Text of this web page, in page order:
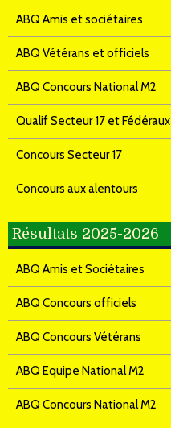
ABQ Amis et sociétaires
ABQ Vétérans et officiels
ABQ Concours National M2
Qualif Secteur 17 et Fédéraux
Concours Secteur 17
Concours aux alentours
Résultats 2025-2026
ABQ Amis et Sociétaires
ABQ Concours officiels
ABQ Concours Vétérans
ABQ Equipe National M2
ABQ Concours National M2